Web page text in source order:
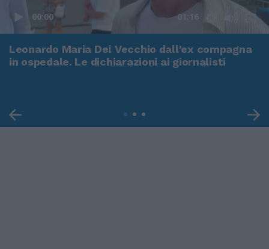
00:00 01:16
Leonardo Maria Del Vecchio dall'ex compagna
in ospedale. Le dichiarazioni ai giornalisti